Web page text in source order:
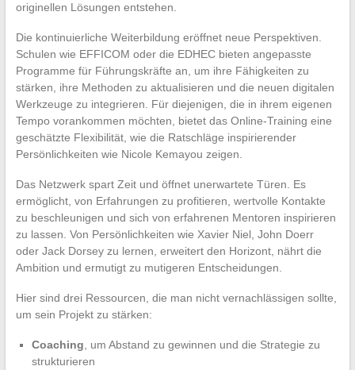
originellen Lösungen entstehen.
Die kontinuierliche Weiterbildung eröffnet neue Perspektiven.
Schulen wie EFFICOM oder die EDHEC bieten angepasste
Programme für Führungskräfte an, um ihre Fähigkeiten zu
stärken, ihre Methoden zu aktualisieren und die neuen digitalen
Werkzeuge zu integrieren. Für diejenigen, die in ihrem eigenen
Tempo vorankommen möchten, bietet das Online-Training eine
geschätzte Flexibilität, wie die Ratschläge inspirierender
Persönlichkeiten wie Nicole Kemayou zeigen.
Das Netzwerk spart Zeit und öffnet unerwartete Türen. Es
ermöglicht, von Erfahrungen zu profitieren, wertvolle Kontakte
zu beschleunigen und sich von erfahrenen Mentoren inspirieren
zu lassen. Von Persönlichkeiten wie Xavier Niel, John Doerr
oder Jack Dorsey zu lernen, erweitert den Horizont, nährt die
Ambition und ermutigt zu mutigeren Entscheidungen.
Hier sind drei Ressourcen, die man nicht vernachlässigen sollte,
um sein Projekt zu stärken:
Coaching , um Abstand zu gewinnen und die Strategie zu
strukturieren